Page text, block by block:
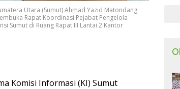
Utara (Sumut) Ahmad Yazid Matondang
Rapat Koordinasi Pejabat Pengelola
Sumut di Ruang Rapat III Lantai 2 Kantor
Komisi Informasi (KI) Sumut